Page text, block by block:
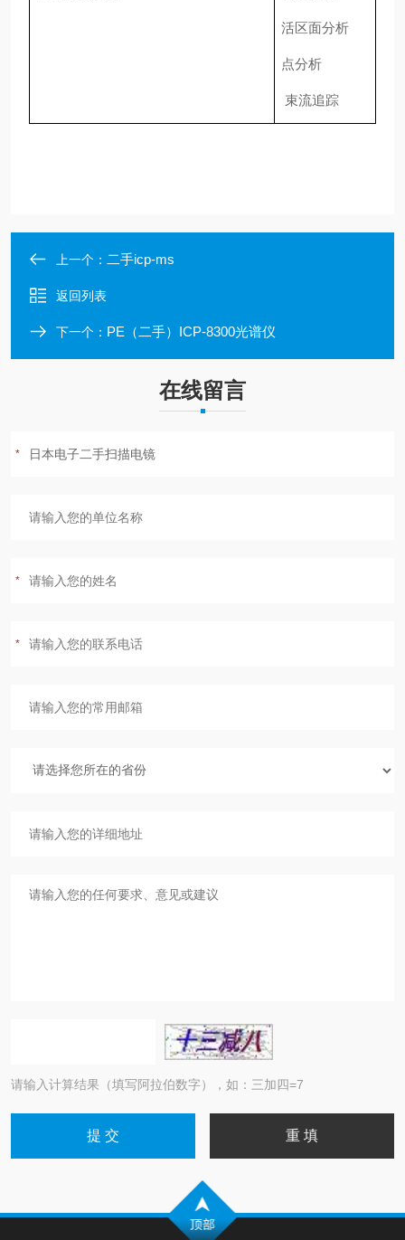
活区面分析
点分析
束流追踪
上一个： 二手icp-ms
返回列表
下一个： PE（二手）ICP-8300光谱仪
在线留言
请输入计算结果（填写阿拉伯数字），如：三加四=7